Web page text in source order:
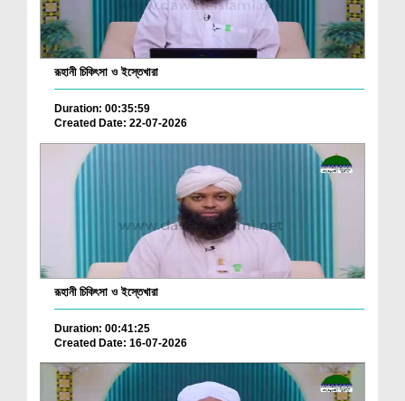
রূহানী চিকিৎসা ও ইস্তেখারা
Duration: 00:35:59
Created Date: 22-07-2026
রূহানী চিকিৎসা ও ইস্তেখারা
Duration: 00:41:25
Created Date: 16-07-2026